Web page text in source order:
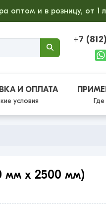
оптом и в розницу, от 1
+7
И ОПЛАТА
условия
мм x 2500 мм)